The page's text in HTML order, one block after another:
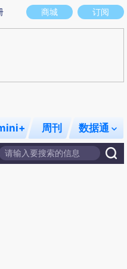
。不代表财新观点和立场。推荐点
商城 订阅
周刊 数据通